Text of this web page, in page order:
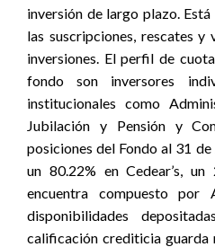
inversión de largo plazo.
las suscripciones, rescates
inversiones. El perfil de
fondo son inversores
institucionales como
Jubilación y Pensión y
posiciones del Fondo al 31
un 80.22% en Cedear’s,
encuentra compuesto por
disponibilidades
calificación crediticia